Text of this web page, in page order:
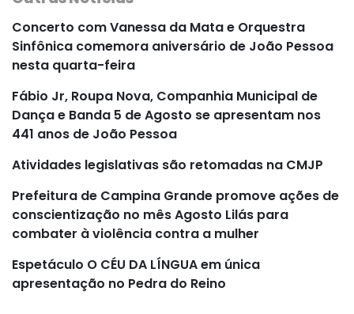
Concerto com Vanessa da Mata e Orquestra
Sinfônica comemora aniversário de João Pessoa
nesta quarta-feira
Fábio Jr, Roupa Nova, Companhia Municipal de
Dança e Banda 5 de Agosto se apresentam nos
441 anos de João Pessoa
Atividades legislativas são retomadas na CMJP
Prefeitura de Campina Grande promove ações de
conscientização no mês Agosto Lilás para
combater à violência contra a mulher
Espetáculo O CÉU DA LÍNGUA em única
apresentação no Pedra do Reino